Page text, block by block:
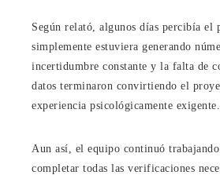
Según relató, algunos días percibía el
simplemente estuviera generando
incertidumbre constante y la falta de
datos terminaron convirtiendo el
experiencia psicológicamente exigente.
Aun así, el equipo continuó trabajando
completar todas las verificaciones